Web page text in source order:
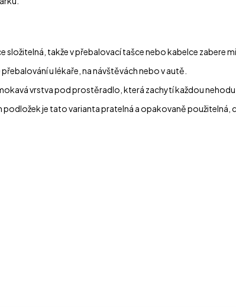
složitelná, takže v přebalovací tašce nebo kabelce zabere
u lékaře, na návštěvách nebo v autě.
vrstva pod prostěradlo, která zachytí každou nehodu.
je tato varianta pratelná a opakovaně použitelná,